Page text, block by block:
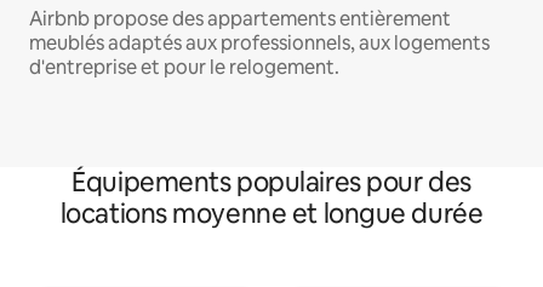
Airbnb propose des appartements entièrement
meublés adaptés aux professionnels, aux logements
d'entreprise et pour le relogement.
Équipements populaires pour des
locations moyenne et longue durée